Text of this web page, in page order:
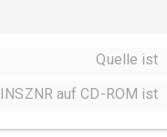
Quelle ist
INSZNR auf CD-ROM ist